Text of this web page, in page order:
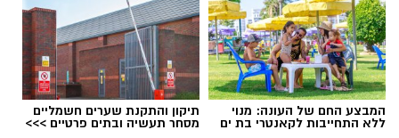
הלב שלנו אולי נשבר לפעמים, אבל אנחנו לא
חייבים להישבר יחד איתו.
מערכת האתר / 09:04 23.07.26
המבצע החם של העונה: מנוי
ללא התחייבות לקאנטרי בת ים
תיקון והתקנת שערים חשמליים
מסחר תעשיה ובתים פרטיים >>>